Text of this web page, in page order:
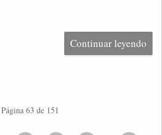
Continuar leyendo
Página 63 de 151